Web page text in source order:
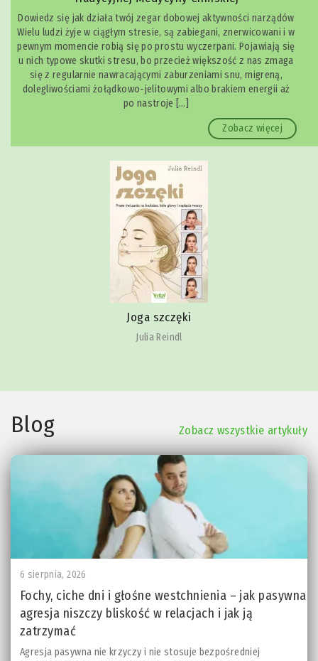
Dowiedz się jak działa twój zegar dobowej aktywności narządów
Wielu ludzi żyje w ciągłym stresie, są zabiegani, znerwicowani i w
pewnym momencie robią się po prostu wyczerpani. Pojawiają się
u nich typowe skutki stresu, bo przecież większość z nas zmaga
się z regularnie nawracającymi zaburzeniami snu, migreną,
dolegliwościami żołądkowo-jelitowymi albo brakiem energii aż
po nastroje […]
Zobacz więcej
Joga szczęki
Julia Reindl
Blog Zobacz wszystkie artykuły
6 sierpnia, 2026
Fochy, ciche dni i głośne westchnienia – jak pasywna
agresja niszczy bliskość w relacjach i jak ją
zatrzymać
Agresja pasywna nie krzyczy i nie stosuje bezpośredniej